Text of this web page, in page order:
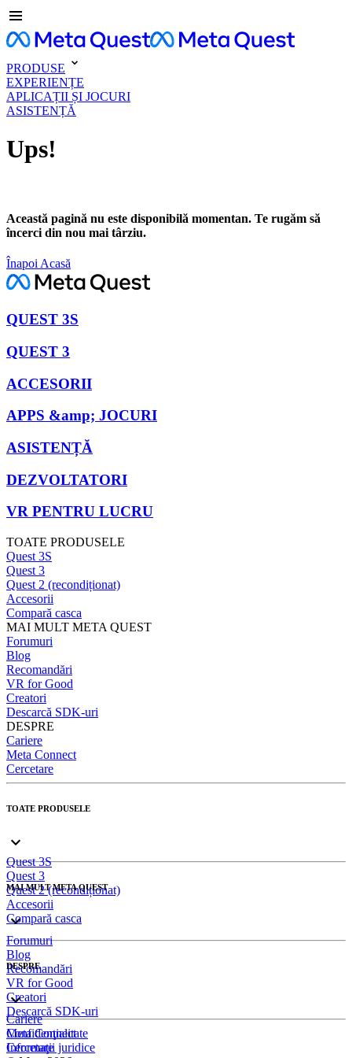
PRODUSE
EXPERIENȚE
APLICAȚII ȘI JOCURI
ASISTENȚĂ
Ups!
Această pagină nu este disponibilă momentan. Te rugăm să
încerci din nou mai târziu.
Înapoi Acasă
QUEST 3S
QUEST 3
ACCESORII
APPS &amp; JOCURI
ASISTENȚĂ
DEZVOLTATORI
VR PENTRU LUCRU
TOATE PRODUSELE
Quest 3S
Quest 3
Quest 2 (recondiționat)
Accesorii
Compară casca
MAI MULT META QUEST
Forumuri
Blog
Recomandări
VR for Good
Creatori
Descarcă SDK-uri
DESPRE
Cariere
Meta Connect
Cercetare
TOATE PRODUSELE
Quest 3S
Quest 3
Quest 2 (recondiționat)
Accesorii
Compară casca
MAI MULT META QUEST
Forumuri
Blog
Recomandări
VR for Good
Creatori
Descarcă SDK-uri
DESPRE
Cariere
Meta Connect
Cercetare
Confidenţialitate
Informaţii juridice